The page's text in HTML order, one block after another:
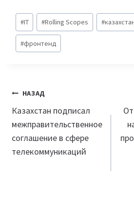
Метки
записи:
#IT #Rolling Scopes #
#фронтенд
Навигация
по
записям
НАЗАД
Казахстан подписал
межправительственное
соглашение в сфере
телекоммуникаций